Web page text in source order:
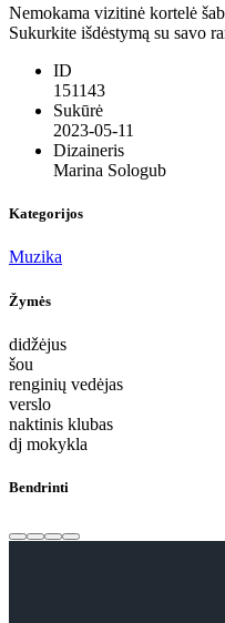
Nemokama vizitinė kortelė
Sukurkite išdėstymą su savo
ID
151143
Sukūrė
2023-05-11
Dizaineris
Marina Sologub
Kategorijos
Muzika
Žymės
didžėjus
šou
renginių vedėjas
verslo
naktinis klubas
dj mokykla
Bendrinti